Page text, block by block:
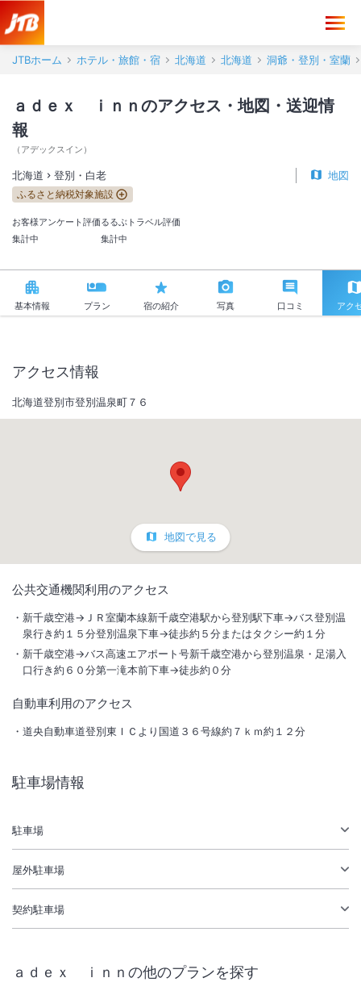
JTBホーム ホテル・旅館・宿 北海道 北海道 洞爺・登別・室蘭
ａｄｅｘ ｉｎｎのアクセス・地図・送迎情
報
（ アデックスイン ）
北海道 登別・白老 地図
ふるさと納税対象施設
お客様アンケート評価
集計中
るるぶトラベル評価
集計中
基本情報 プラン 宿の紹介 写真 口コミ アク
地上７階建、全室ツインタイプの静かなホテルです。第一滝本館と姉妹
ホテルですので、第一滝本館の大浴場・プール及び諸施設が合せて利用
総客室数
INチェックイン
14:00/ OUT チェックアウト
10:00
施設からのお知らせ
１名利用の場合はツインのシングルユース利用になります。
客室係の接待はありません。
小人Ｄ料金は３～５歳に適用。超過室料は１２時まで１室あたり５
アクセス情報
北海道登別市登別温泉町７６
地図で見る
公共交通機関利用のアクセス
新千歳空港→ＪＲ室蘭本線新千歳空港駅から登別駅下車→バス登別温
泉行き約１５分登別温泉下車→徒歩約５分またはタクシー約１分
新千歳空港→バス高速エアポート号新千歳空港から登別温泉・足湯入
口行き約６０分第一滝本前下車→徒歩約０分
自動車利用のアクセス
道央自動車道登別東ＩＣより国道３６号線約７ｋｍ約１２分
駐車場情報
駐車場
屋外駐車場
契約駐車場
ａｄｅｘ ｉｎｎ の他のプランを探す